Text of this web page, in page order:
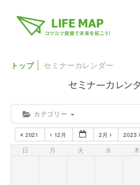
トップ セミナーカレンダー
カテゴリー
2021 12月 2月 2023
日 月 火 水 木